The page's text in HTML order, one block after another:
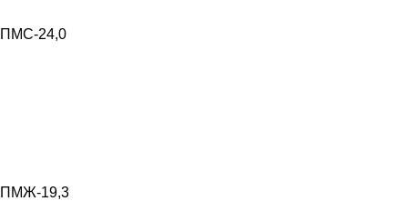
ПМС-24,0
ПМЖ-19,3